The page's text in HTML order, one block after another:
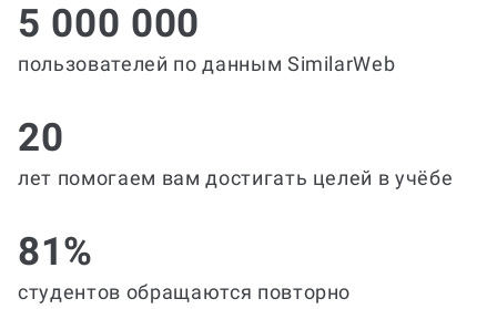
5 000 000
пользователей по данным SimilarWeb
20
лет помогаем вам достигать целей в учёбе
81%
студентов обращаются повторно